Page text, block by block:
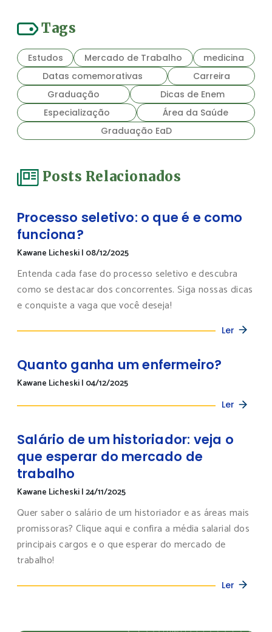
Tags
Estudos Mercado de Trabalho
medicina
Datas comemorativas
Carreira
Graduação
Dicas de Enem
Especialização
Área da Saúde
Graduação EaD
Posts Relacionados
Processo seletivo: o que é e como
funciona?
Kawane Licheski| 08/12/2025
Entenda cada fase do processo seletivo e descubra
como se destacar dos concorrentes. Siga nossas dicas
e conquiste a vaga que você deseja!
Ler
Quanto ganha um enfermeiro?
Kawane Licheski| 04/12/2025
Ler
Salário de um historiador: veja o
que esperar do mercado de
trabalho
Kawane Licheski|24/11/2025
Quer saber o salário de um historiador e as áreas mais
promissoras? Clique aqui e confira a média salarial dos
principais cargos e o que esperar do mercado de
trabalho!
Ler